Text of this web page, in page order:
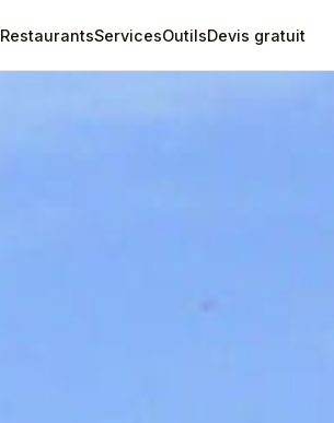
RestaurantsServicesOutilsDevis gratuit